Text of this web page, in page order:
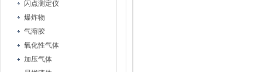
闪点测定仪
爆炸物
气溶胶
氧化性气体
加压气体